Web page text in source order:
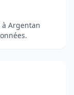
Argentan